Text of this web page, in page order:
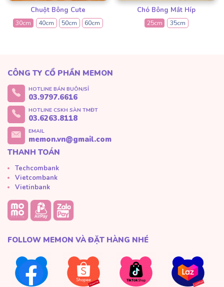
Chuột Bông Cute
30cm 40cm 50cm 60cm
Chó Bông Mắt Híp
25cm 35cm
CÔNG TY CỔ PHẦN MEMON
HOTLINE BÁN BUÔN/SỈ
03.9797.6616
HOTLINE CSKH SÀN TMĐT
03.6263.8118
EMAIL
memon.vn@gmail.com
THANH TOÁN
Techcombank
Vietcombank
Vietinbank
FOLLOW MEMON VÀ ĐẶT HÀNG NHÉ